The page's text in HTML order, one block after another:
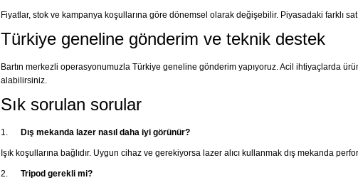
Fiyatlar, stok ve kampanya koşullarına göre dönemsel olarak değişebilir. Piyasadaki farklı
Türkiye geneline gönderim ve teknik destek
Bartın merkezli operasyonumuzla Türkiye geneline gönderim yapıyoruz. Acil ihtiyaçlarda
alabilirsiniz.
Sık sorulan sorular
1. Dış mekanda lazer nasıl daha iyi görünür?
Işık koşullarına bağlıdır. Uygun cihaz ve gerekiyorsa lazer alıcı kullanmak dış mekanda
2. Tripod gerekli mi?